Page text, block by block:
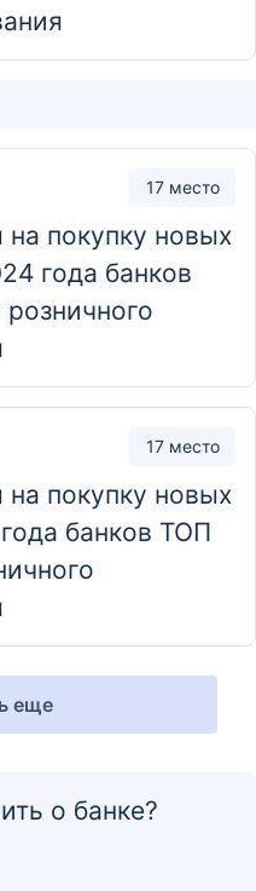
просп. 100
ул. Героев
17 место
покупку новых
года банков
17 место
покупку новых
банков ТОП
еще
о банке?